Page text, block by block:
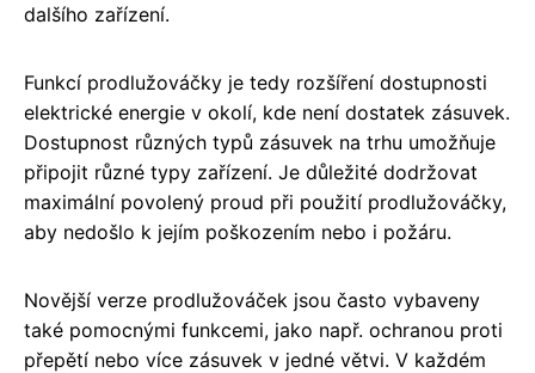
dalšího zařízení.
Funkcí prodlužováčky je tedy rozšíření dostupnosti
elektrické energie v okolí, kde není dostatek zásuvek.
Dostupnost různých typů zásuvek na trhu umožňuje
připojit různé typy zařízení. Je důležité dodržovat
maximální povolený proud při použití prodlužováčky,
aby nedošlo k jejím poškozením nebo i požáru.
Novější verze prodlužováček jsou často vybaveny
také pomocnými funkcemi, jako např. ochranou proti
přepětí nebo více zásuvek v jedné větvi. V každém